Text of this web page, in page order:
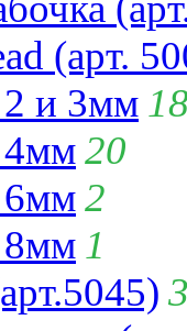
(арт.
2 и 3мм
4мм20
6мм2
8мм 1